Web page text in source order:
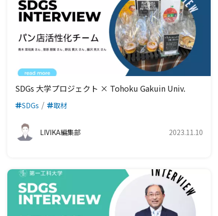
SDGs 大学プロジェクト × Tohoku Gakuin Univ.
SDGs 取材
LIVIKA編集部 2023.11.10